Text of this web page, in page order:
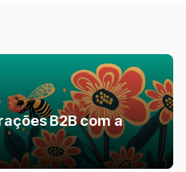
B2B com a